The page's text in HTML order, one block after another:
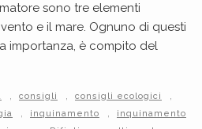
sono tre elementi
e il mare. Ognuno di questi
importanza, è compito del
, consigli , consigli ecologici ,
, inquinamento ,
inquinamento